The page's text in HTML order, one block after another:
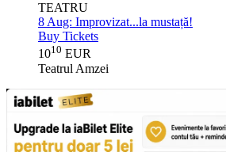
TEATRU
8 Aug: Improvizat...la mustață!
Buy Tickets
1010 EUR
Teatrul Amzei